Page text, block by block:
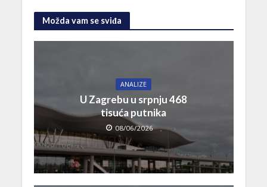
Možda vam se sviđa
ANALIZE
U Zagrebu u srpnju 468
tisuća putnika
08/06/2026